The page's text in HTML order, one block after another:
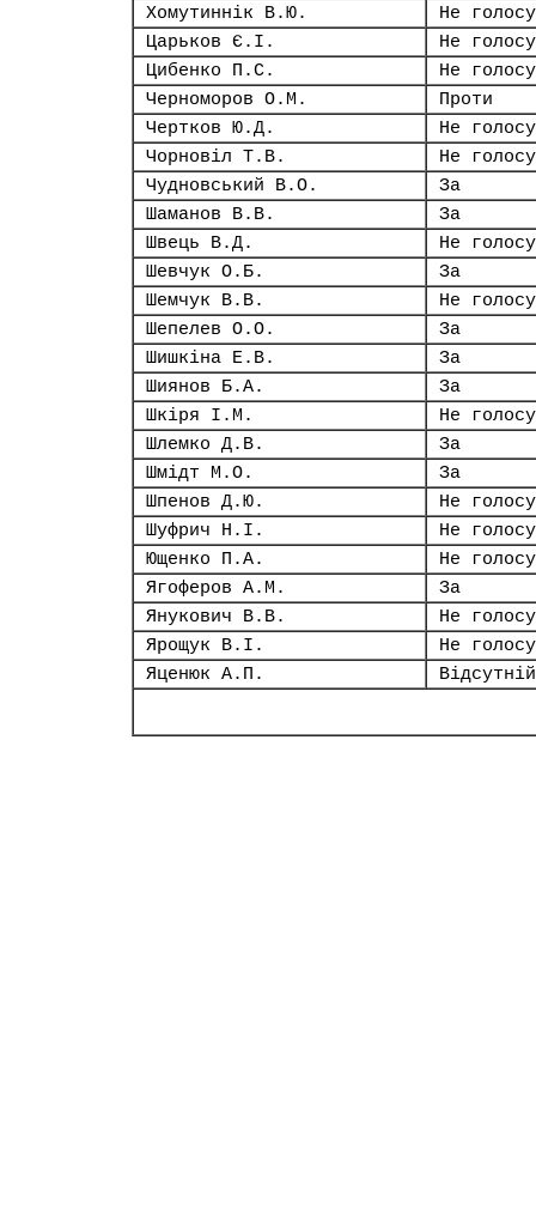
Хомутиннік В.Ю.
Не
Царьков Є.І.
Не
Цибенко П.С.
Не
Черноморов О.М.
Проти
Чертков Ю.Д.
Не
Чорновіл Т.В.
Не
Чудновський В.О.
За
Шаманов В.В.
За
Швець В.Д.
Не
Шевчук О.Б.
За
Шемчук В.В.
Не
Шепелев О.О.
За
Шишкіна Е.В.
За
Шиянов Б.А.
За
Шкіря І.М.
Не
Шлемко Д.В.
За
Шмідт М.О.
За
Шпенов Д.Ю.
Не
Шуфрич Н.І.
Не
Ющенко П.А.
Не
Ягоферов А.М.
За
Янукович В.В.
Не
Ярощук В.І.
Не
Яценюк А.П.
Відсутній